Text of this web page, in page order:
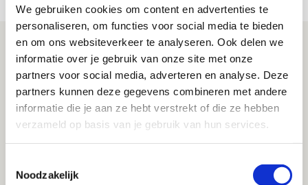
We gebruiken cookies om content en advertenties te
personaliseren, om functies voor social media te bieden
en om ons websiteverkeer te analyseren. Ook delen we
informatie over je gebruik van onze site met onze
partners voor social media, adverteren en analyse. Deze
partners kunnen deze gegevens combineren met andere
informatie die je aan ze hebt verstrekt of die ze hebben
verzameld op basis van je gebruik van hun services.
Noodzakelijk
02 AUGUSTUS 2024 - 16:57